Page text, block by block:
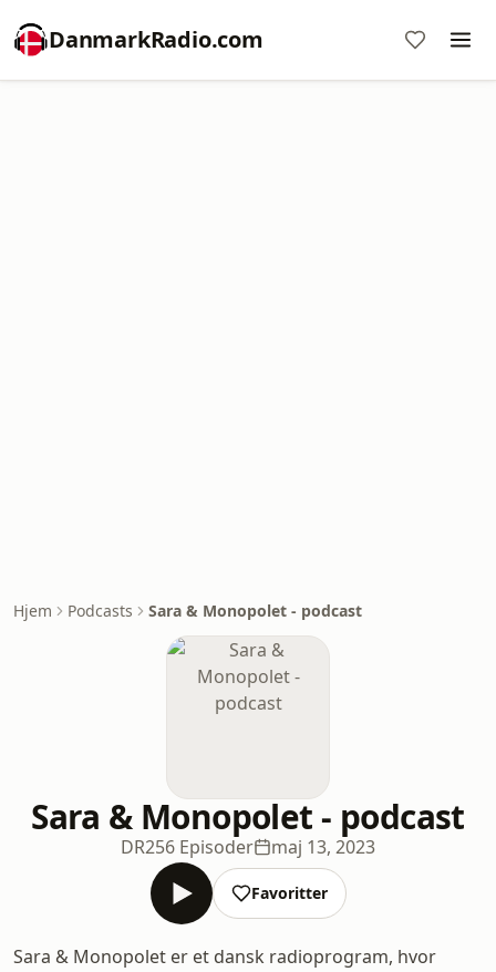
DanmarkRadio.com
Hjem Podcasts Sara & Monopolet - podcast
Sara & Monopolet - podcast
DR256 Episoder maj 13, 2023
Favoritter
Sara & Monopolet er et dansk radioprogram, hvor